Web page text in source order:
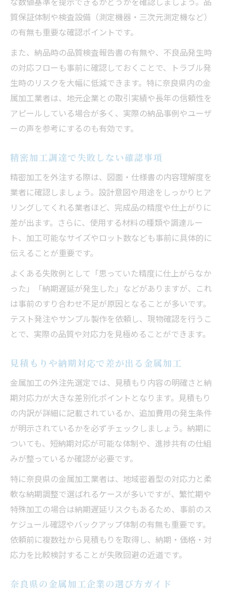
質保証体制や検査設備（測定機器・三次元測定機など）
の有無も重要な確認ポイントです。
また、納品時の品質検査報告書の有無や、不良品発生時
の対応フローも事前に確認しておくことで、トラブル発
生時のリスクを大幅に低減できます。特に奈良県内の金
属加工業者は、地元企業との取引実績や長年の信頼性を
アピールしている場合が多く、実際の納品事例やユーザ
ーの声を参考にするのも有効です。
精密加工調達で失敗しない確認事項
精密加工を外注する際は、図面・仕様書の内容理解度を
業者に確認しましょう。設計意図や用途をしっかりヒア
リングしてくれる業者ほど、完成品の精度や仕上がりに
差が出ます。さらに、使用する材料の種類や調達ルー
ト、加工可能なサイズやロット数なども事前に具体的に
伝えることが重要です。
よくある失敗例として「思っていた精度に仕上がらなか
った」「納期遅延が発生した」などがありますが、これ
は事前のすり合わせ不足が原因となることが多いです。
テスト発注やサンプル製作を依頼し、現物確認を行うこ
とで、実際の品質や対応力を見極めることができます。
見積もりや納期対応で差が出る金属加工
金属加工の外注先選定では、見積もり内容の明確さと納
期対応力が大きな差別化ポイントとなります。見積もり
の内訳が詳細に記載されているか、追加費用の発生条件
が明示されているかを必ずチェックしましょう。納期に
ついても、短納期対応が可能な体制や、進捗共有の仕組
みが整っているか確認が必要です。
特に奈良県の金属加工業者は、地域密着型の対応力と柔
軟な納期調整で選ばれるケースが多いですが、繁忙期や
特殊加工の場合は納期遅延リスクもあるため、事前のス
ケジュール確認やバックアップ体制の有無も重要です。
依頼前に複数社から見積もりを取得し、納期・価格・対
応力を比較検討することが失敗回避の近道です。
奈良県の金属加工企業の選び方ガイド